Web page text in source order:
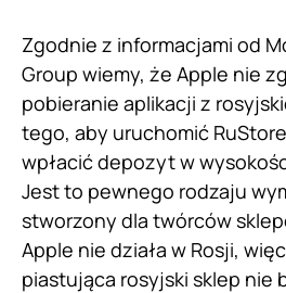
Zgodnie z informacjami od
Group wiemy, że Apple nie
pobieranie aplikacji z
tego, aby uruchomić
wpłacić depozyt w
Jest to pewnego rodzaju
stworzony dla twórców
Apple nie działa w Rosji,
piastująca rosyjski sklep nie